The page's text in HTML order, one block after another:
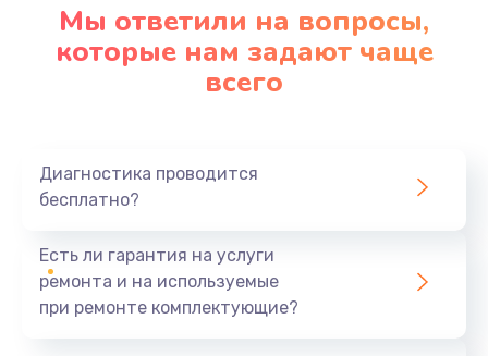
Заказать
Профилактическая чистка
Заказать
Мы ответили на вопросы,
которые нам задают чаще
всего
Диагностика проводится
бесплатно?
Есть ли гарантия на услуги
ремонта и на используемые
при ремонте комплектующие?